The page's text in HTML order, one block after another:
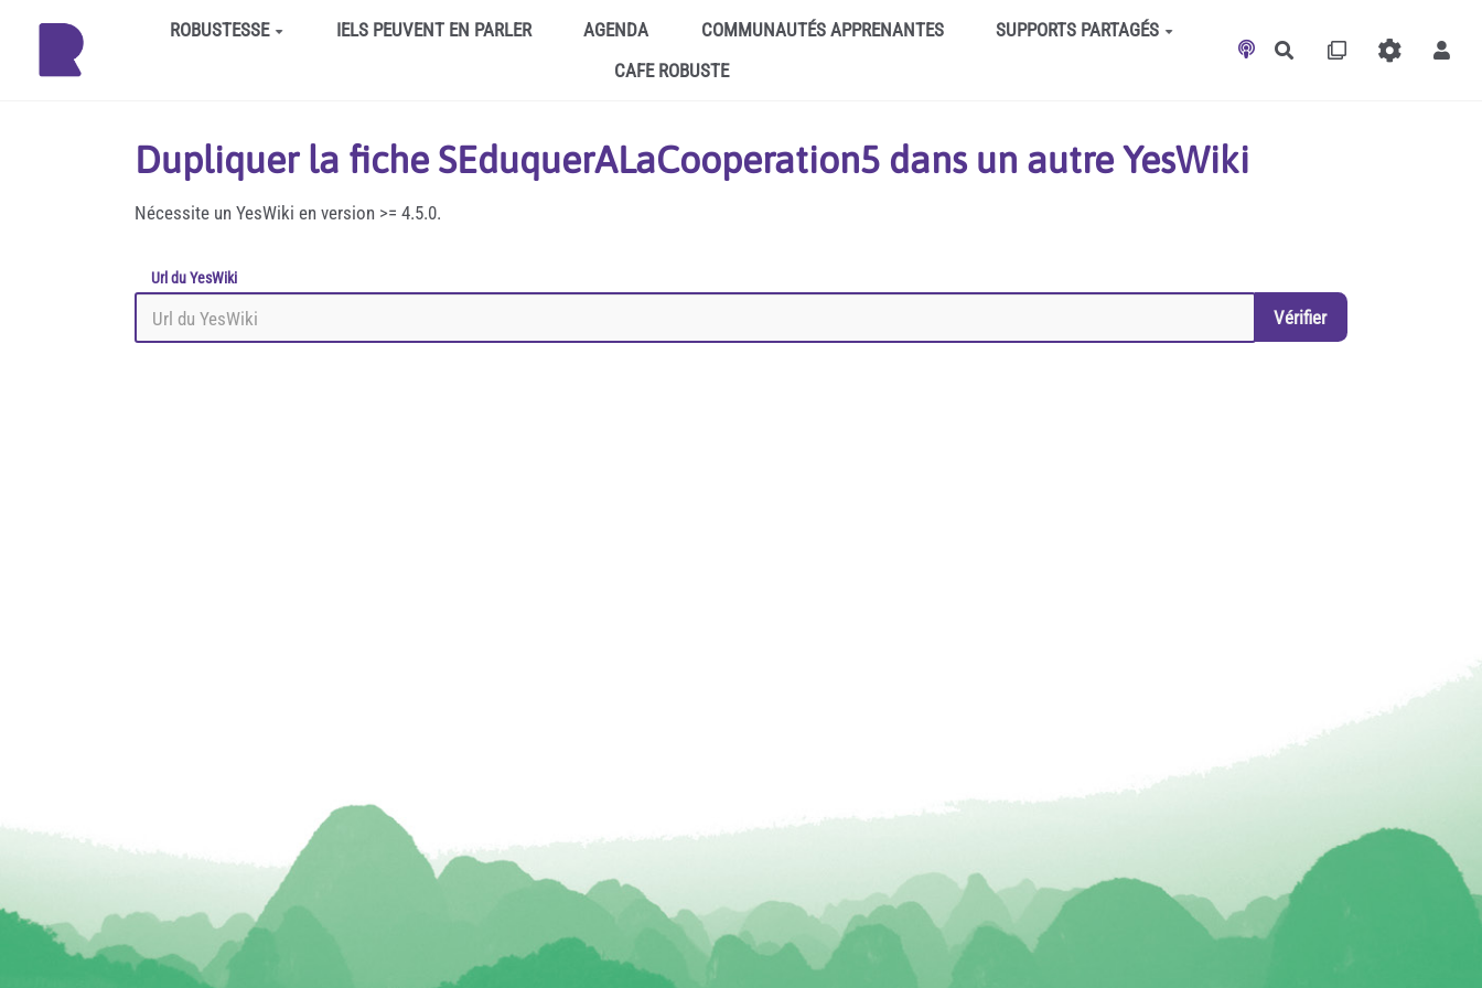
Aller au contenu principalROBUSTESSE IELS PEUVENT EN PARLER AGENDA COMMUNAUTÉS APPRENANTES
SUPPORTS PARTAGÉS
CAFE ROBUSTE
Rechercher
Dupliquer la fiche SEduquerALaCooperation5 dans un autre YesWiki
Nécessite un YesWiki en version >= 4.5.0.
Url du YesWiki
Vérifier